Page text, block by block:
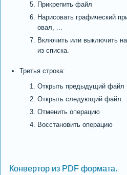
Прикрепить файл
Нарисовать графический
овал, ...
Включить или выключить
из списка.
Третья строка:
Открыть предыдущий файл
Открыть следующий файл
Отменить операцию
Восстановить операцию
Конвертор из PDF формата.